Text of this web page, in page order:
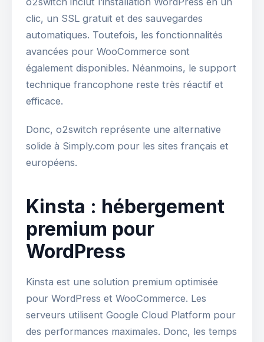
clic, un SSL gratuit et des sauvegardes
automatiques. Toutefois, les fonctionnalités
avancées pour WooCommerce sont
également disponibles. Néanmoins, le support
technique francophone reste très réactif et
efficace.
Donc, o2switch représente une alternative
solide à Simply.com pour les sites français et
européens.
Kinsta : hébergement
premium pour
WordPress
Kinsta est une solution premium optimisée
pour WordPress et WooCommerce. Les
serveurs utilisent Google Cloud Platform pour
des performances maximales. Donc, les temps